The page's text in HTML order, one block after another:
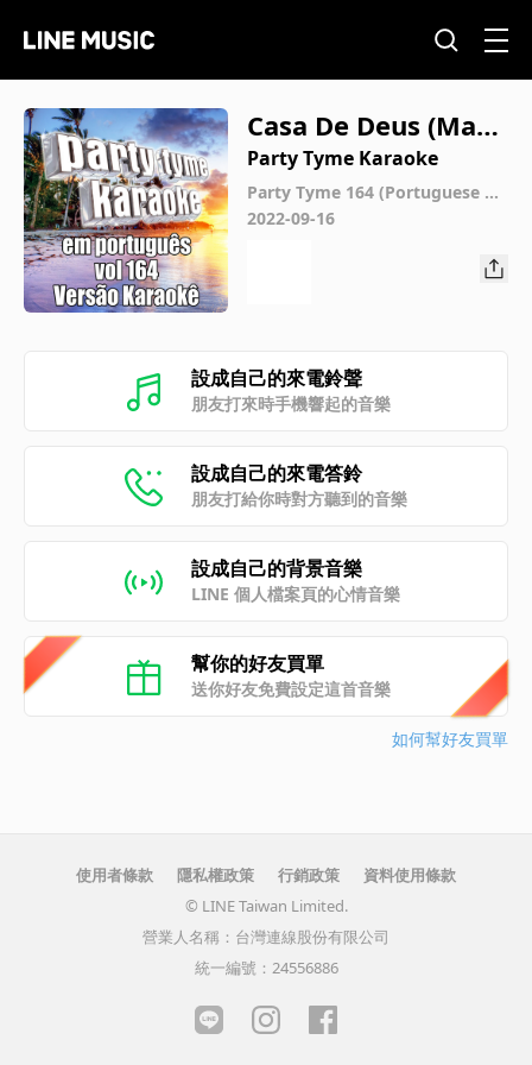
Casa De Deus (Made
Popular By Damare
s) [Karaoke Version]
Party Tyme Karaoke
Party Tyme 164 (Portuguese Ka
raoke Versions)
2022-09-16
設成自己的來電鈴聲
朋友打來時手機響起的音樂
設成自己的來電答鈴
朋友打給你時對方聽到的音樂
設成自己的背景音樂
LINE 個人檔案頁的心情音樂
幫你的好友買單
送你好友免費設定這首音樂
如何幫好友買單
使用者條款 隱私權政策 行銷政策
資料使用條款
© LINE Taiwan Limited.
營業人名稱：台灣連線股份有限公司
統一編號：24556886